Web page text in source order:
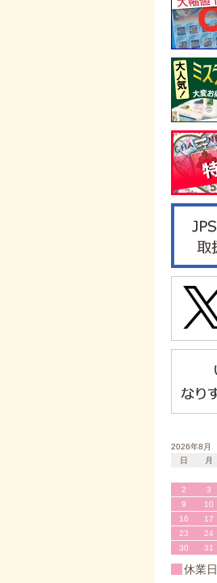
2026年8月
日
月
2
3
9
10
16
17
23
24
30
31
休業日